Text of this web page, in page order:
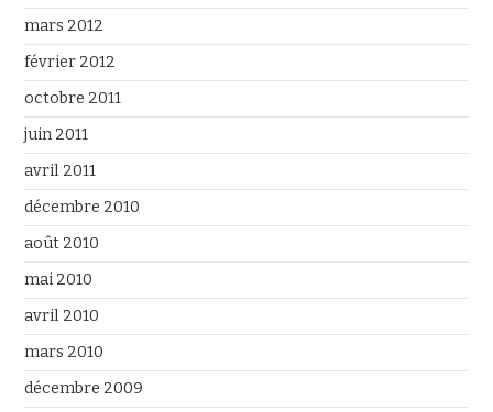
mars 2012
février 2012
octobre 2011
juin 2011
avril 2011
décembre 2010
août 2010
mai 2010
avril 2010
mars 2010
décembre 2009